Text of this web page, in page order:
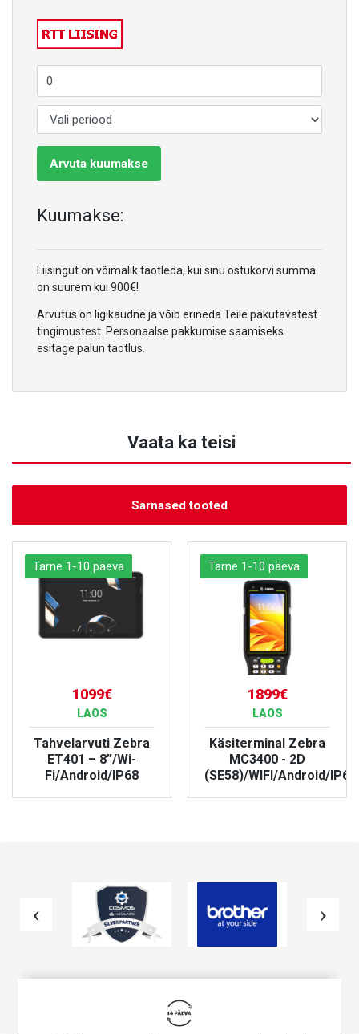
Arvuta kuumakse
Kuumakse:
Liisingut on võimalik taotleda, kui sinu ostukorvi summa
on suurem kui 900€!
Arvutus on ligikaudne ja võib erineda Teile pakutavatest
tingimustest. Personaalse pakkumise saamiseks
esitage palun taotlus.
Vaata ka teisi
Sarnased tooted
Tarne 1-10 päeva
1099€
LAOS
Tahvelarvuti Zebra
ET401 – 8”/Wi-
Fi/Android/IP68
Tarne 1-10 päeva
1899€
LAOS
Käsiterminal Zebra
MC3400 - 2D
(SE58)/WIFI/Android/IP67